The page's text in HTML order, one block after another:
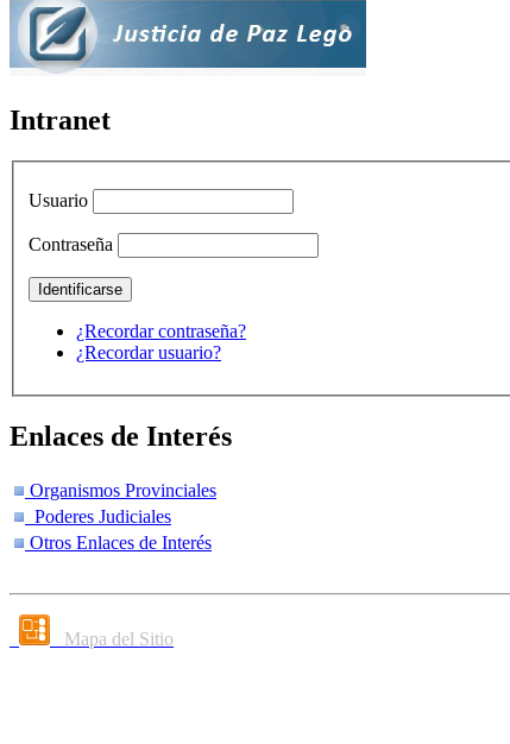
Intranet
Usuario
Contraseña
¿Recordar contraseña?
¿Recordar usuario?
Enlaces de Interés
Organismos Provinciales
Poderes Judiciales
Otros Enlaces de Interés
Mapa del Sitio